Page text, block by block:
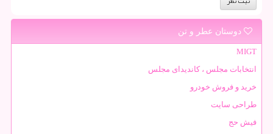
دوستان عطر و تن
MIGT
انتخابات مجلس ، کاندیدای مجلس
خرید و فروش خودرو
طراحی سایت
فیش حج